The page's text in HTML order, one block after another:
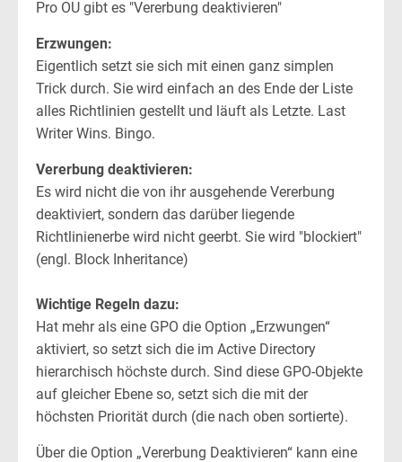
Pro OU gibt es "Vererbung deaktivieren"
Erzwungen:
Eigentlich setzt sie sich mit einen ganz simplen
Trick durch. Sie wird einfach an des Ende der Liste
alles Richtlinien gestellt und läuft als Letzte. Last
Writer Wins. Bingo.
Vererbung deaktivieren:
Es wird nicht die von ihr ausgehende Vererbung
deaktiviert, sondern das darüber liegende
Richtlinienerbe wird nicht geerbt. Sie wird "blockiert"
(engl. Block Inheritance)
Wichtige Regeln dazu:
Hat mehr als eine GPO die Option „Erzwungen“
aktiviert, so setzt sich die im Active Directory
hierarchisch höchste durch. Sind diese GPO-Objekte
auf gleicher Ebene so, setzt sich die mit der
höchsten Priorität durch (die nach oben sortierte).
Über die Option „Vererbung Deaktivieren“ kann eine